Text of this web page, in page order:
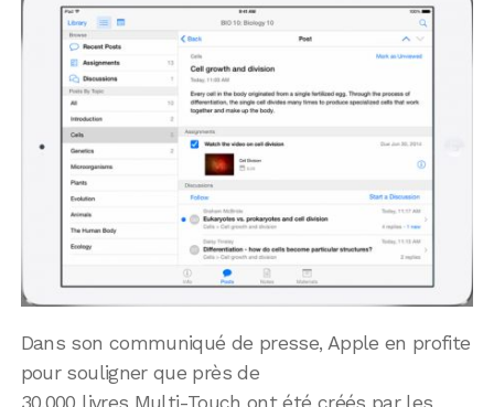
Dans son communiqué de presse, Apple en profite
pour souligner que près de
30.000 livres Multi-Touch ont été créés par les